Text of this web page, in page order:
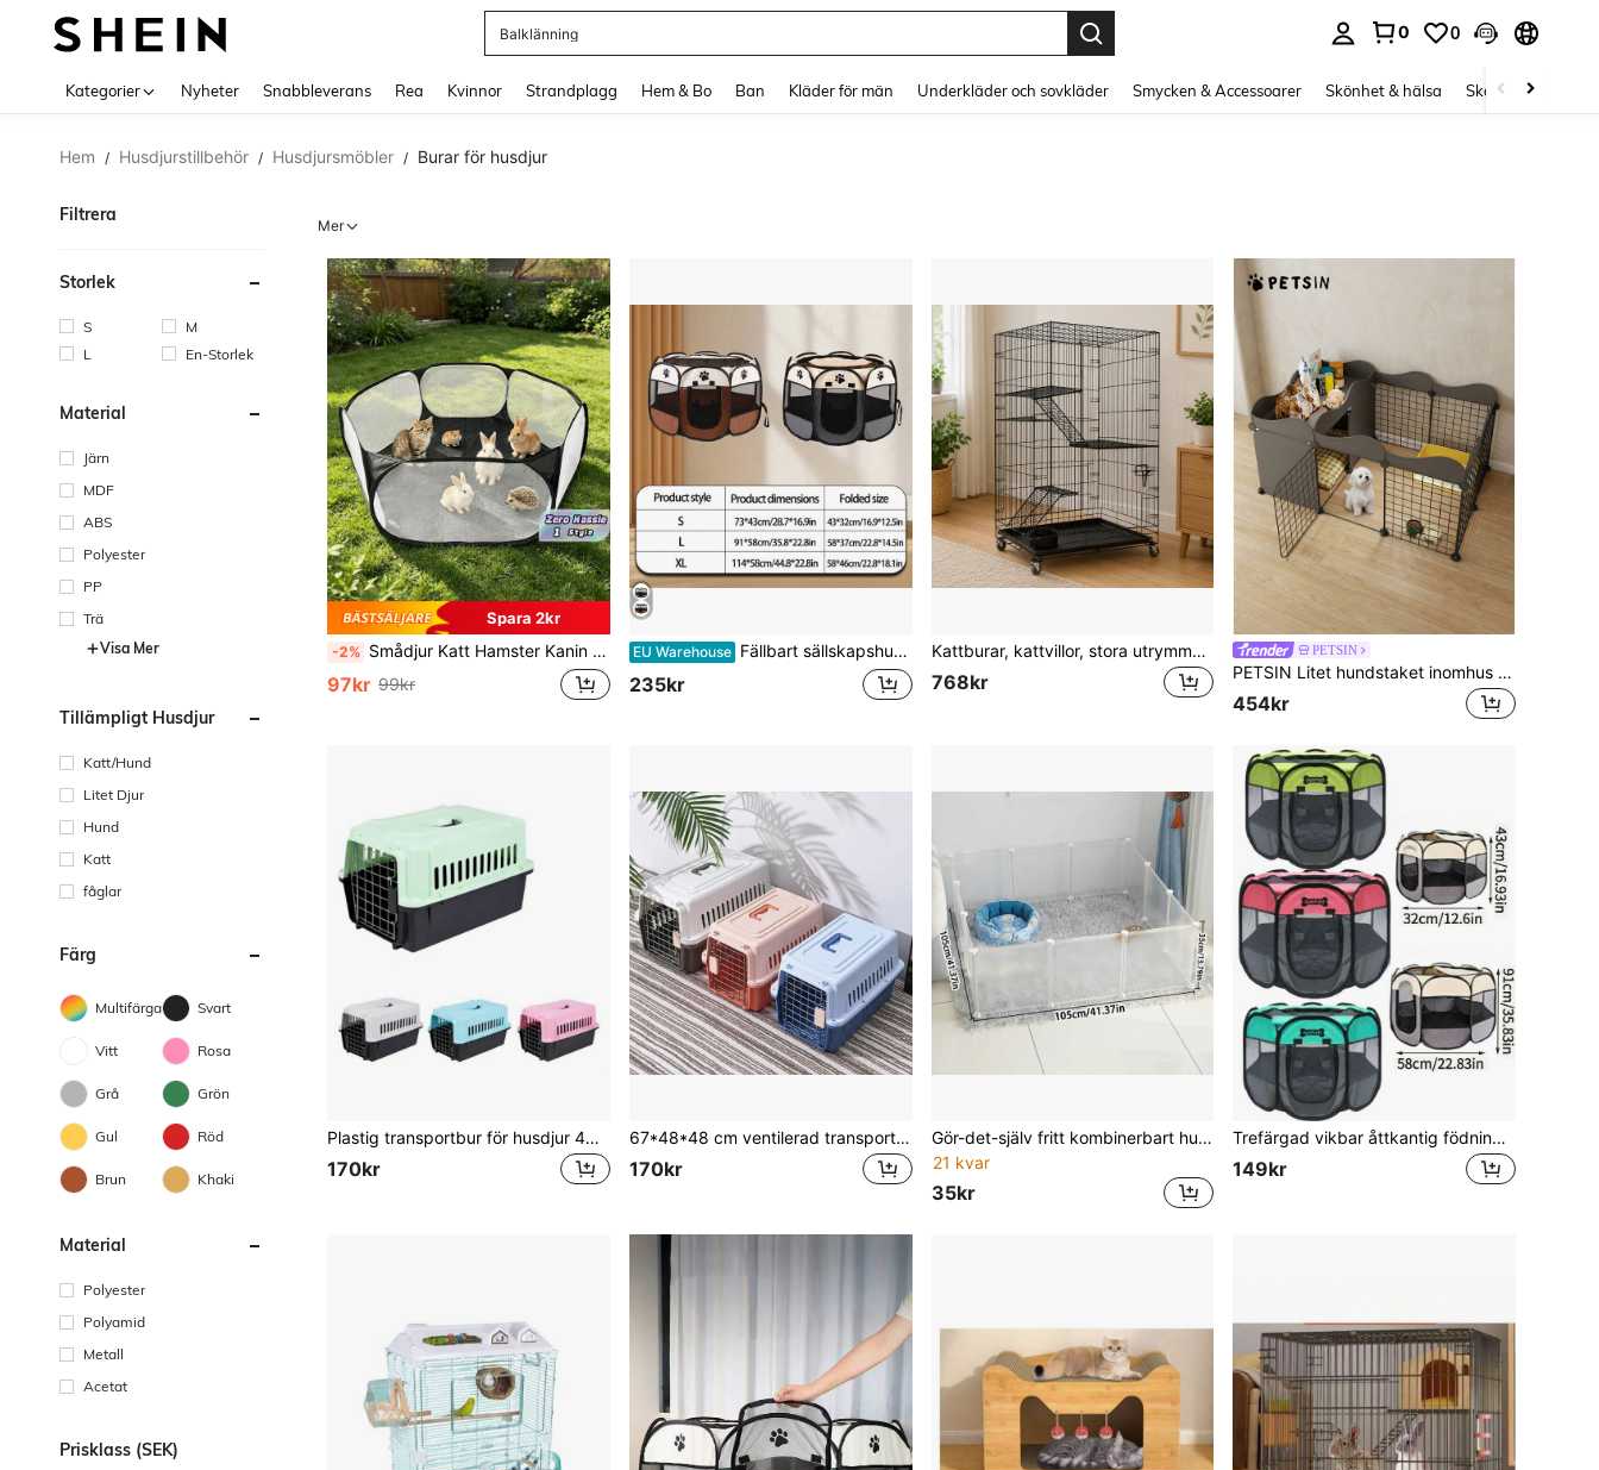
Balklänning
0 0
Kategorier Nyheter Snabbleverans Rea Kvinnor Strandplagg Hem & Bo Ban Kläder för män Underkläder och sovkläder Smycken & Accessoarer Skönhet & hälsa Skor Curve
Hem / Husdjurstillbehör / Husdjursmöbler / Burar för husdjur
Filtrera
Storlek
S
M
L
En-Storlek
Material
Järn
MDF
ABS
Polyester
PP
Trä
Visa Mer
Tillämpligt Husdjur
Katt/Hund
Litet Djur
Hund
Katt
fåglar
Färg
Multifärgad Svart
Vitt Rosa
Grå Grön
Gul Röd
Brun Khaki
Material
Polyester
Polyamid
Metall
Acetat
Prisklass (SEK)
Mer
Spara 2kr
-2% Smådjur Katt Hamster Kanin Igelkott Husdjursspel Staket Sexsidigt Nät, Bärbart Och Hopfällbart, Lämpligt För Utomhus Och Inomhus
97kr 99kr
EU Warehouse Fällbart sällskapshundstaket, vattentätt Oxford-hundstaket, hundstängsel, kattleveransvalp, katt, kanindjur utomhuscampingtält
235kr
Kattburar, kattvillor, stora utrymmen, katthus med dubbla eller tre lager, hopfällbara kattburar, katthem
768kr
PETSIN
PETSIN Litet hundstaket inomhus med toalett, husdjursgrind för hemmet, rymningssäker hundlekbur
454kr
Plastig transportbur för husdjur 48*32*30 cm, avtagbar andningsbar kattbärare med metalltrådsdörr för små husdjur
170kr
67*48*48 cm ventilerad transportbur för husdjur för utomhusbruk, hårdplastbur med låsbar metallgrind
170kr
Gör-det-själv fritt kombinerbart husdjursstängsel, kattbur, hundbur, hamsterbur, kaninburtillbehör, lämplig för små husdjur som katter och hundar. Kan även användas för att montera skoskåp, hyllor, hundburar, hundvillor, inomhusbruk, fritt utrymme för nallebjörn, corgi, pomeranian små hundar, frostat skyddsstängsel, hundbur
21 kvar
35kr
Trefärgad vikbar åttkantig födningshage för husdjur (kompatibel med grundskålar), andningsbart nätmaterial, dragkedjedörr för att förhindra rymning, enkel bärbar förvaring, födningsbur för gravida katter och hundar, isoleringstält för små husdjur för inomhus- och utomhusbruk
149kr